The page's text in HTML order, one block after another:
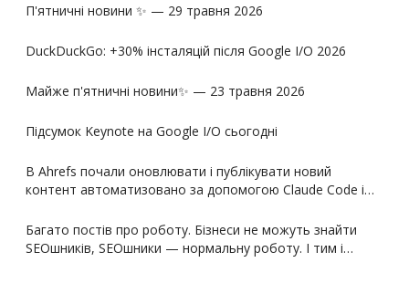
П'ятничні новини ✨ — 29 травня 2026
DuckDuckGo: +30% інсталяцій після Google I/O 2026
Майже п'ятничні новини✨ — 23 травня 2026
Підсумок Keynote на Google I/O сьогодні
В Ahrefs почали оновлювати і публікувати новий
контент автоматизовано за допомогою Claude Code і…
Багато постів про роботу. Бізнеси не можуть знайти
SEOшників, SEOшники — нормальну роботу. І тим і…